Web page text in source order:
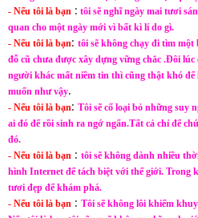
- Nếu tôi là bạn : tôi sẽ nghĩ ngày mai tươi
quan cho một ngày mới vì bất kì lí do gì.
- Nếu tôi là bạn: tôi sẽ không chạy đi tìm
đỗ cũ chưa được xây dựng vững chắc .Đôi
người khác mất niềm tin thì cũng thật khó để
muốn như vậy.
- Nếu tôi là bạn: Tôi sẽ cố loại bỏ những suy
ai đó để rồi sinh ra ngớ ngẩn.Tất cả chỉ để
đó.
- Nếu tôi là bạn : tôi sẽ không dành nhiều
hình Internet để tách biệt với thế giới. Trong
tươi đẹp để khám phá.
- Nếu tôi là bạn : Tôi sẽ không lôi khiếm